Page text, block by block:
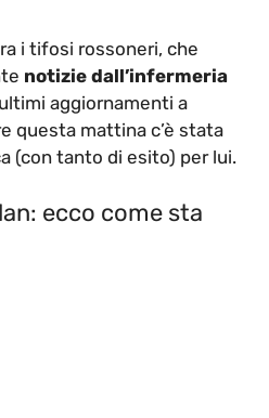
i tifosi rossoneri, che
notizie dall’infermeria
aggiornamenti a
questa mattina c’è stata
(con tanto di esito) per lui.
ecco come sta